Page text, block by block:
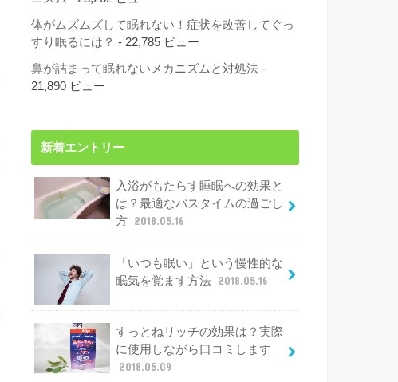
体がムズムズして眠れない！症状を改善してぐっ
すり眠るには？ - 22,785 ビュー
鼻が詰まって眠れないメカニズムと対処法 -
21,890 ビュー
新着エントリー
入浴がもたらす睡眠への効果と
は？最適なバスタイムの過ごし
方 2018.05.16
「いつも眠い」という慢性的な
眠気を覚ます方法 2018.05.16
すっとねリッチの効果は？実際
に使用しながら口コミします
2018.05.09